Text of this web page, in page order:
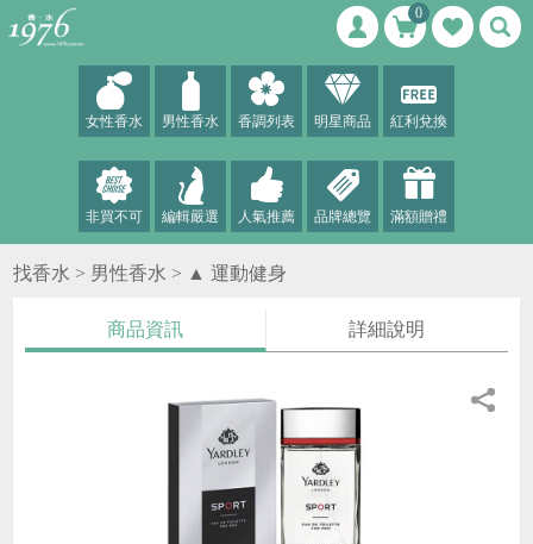
0
女性香水 男性香水 香調列表 明星商品 紅利兌換
非買不可 編輯嚴選 人氣推薦 品牌總覽 滿額贈禮
找香水 > 男性香水 > ▲ 運動健身
商品資訊 詳細說明